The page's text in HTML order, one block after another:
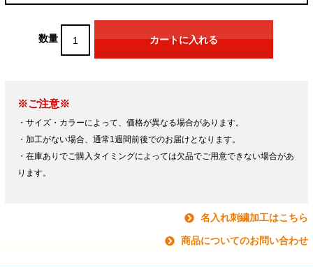
数量
※ご注意※
・サイズ・カラーによって、価格が異なる場合があります。
・加工がない場合、通常1週間前後でのお届けとなります。
・在庫ありでご購入タイミングによっては欠品でご用意できない場合があ
ります。
名入れ刺繍加工はこちら
商品についてのお問い合わせ